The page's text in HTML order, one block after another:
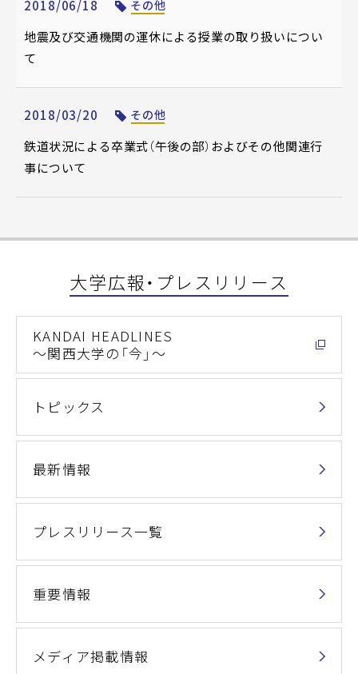
2018/06/18 その他
地震及び交通機関の運休による授業の取り扱いについ
て
2018/03/20 その他
鉄道状況による卒業式（午後の部）およびその他関連行
事について
大学広報・プレスリリース
KANDAI HEADLINES
～関西大学の「今」～
トピックス
最新情報
プレスリリース一覧
重要情報
メディア掲載情報